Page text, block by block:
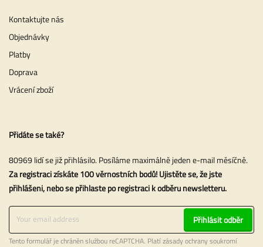
Kontaktujte nás
Objednávky
Platby
Doprava
Vrácení zboží
Přidáte se také?
80969 lidí se již přihlásilo. Posíláme maximálně jeden e-mail měsíčně.
Za registraci získáte 100 věrnostních bodů! Ujistěte se, že jste
přihlášeni, nebo se přihlaste po registraci k odběru newsletteru.
Přihlásit odběr
Tento formulář je chráněn službou reCAPTCHA. Platízásady ochrany soukromí